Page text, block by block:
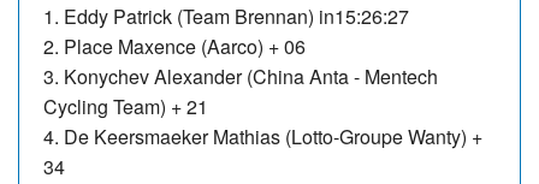
1. Eddy Patrick (Team Brennan) in15:26:27
2. Place Maxence (Aarco) + 06
3. Konychev Alexander (China Anta - Mentech
Cycling Team) + 21
4. De Keersmaeker Mathias (Lotto-Groupe Wanty) +
34